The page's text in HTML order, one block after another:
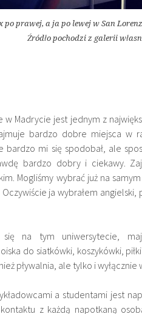
po prawej, a ja po lewej w San
Źródło pochodzi z galerii
Madrycie jest jednym z
bardzo dobre miejsca w
bardzo mi się spodobał, ale
bardzo dobry i ciekawy.
Mogliśmy wybrać już na
ja wybrałem angielski,
na tym uniwersytecie,
do siatkówki, koszykówki,
pływalnia, ale tylko i wyłącznie
a studentami jest
z każdą napotkaną